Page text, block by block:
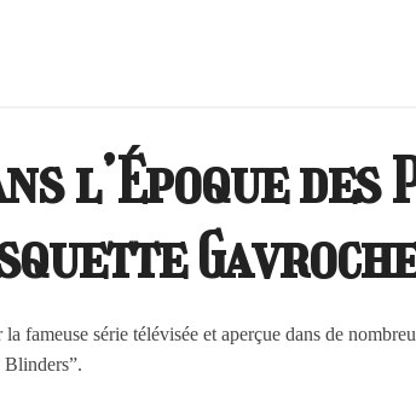
l’Époque des
fameuse série télévisée et aperçue dans de
Blinders”.